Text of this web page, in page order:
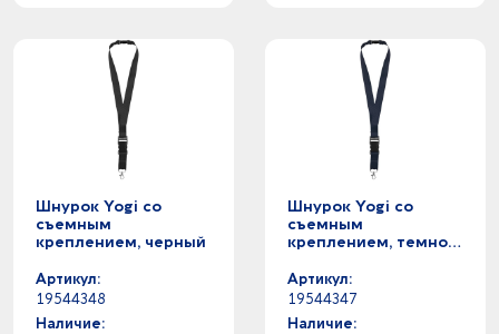
Шнурок Yogi со
съемным
креплением, черный
Артикул:
19544348
Наличие:
Шнурок Yogi со
съемным
креплением, темно-
Артикул:
19544347
Наличие: